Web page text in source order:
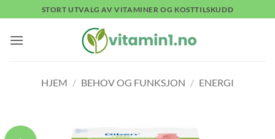
to
content
STORT UTVALG AV VITAMINER OG KOSTTILSKUDD
HJEM / BEHOV OG FUNKSJON / ENERGI